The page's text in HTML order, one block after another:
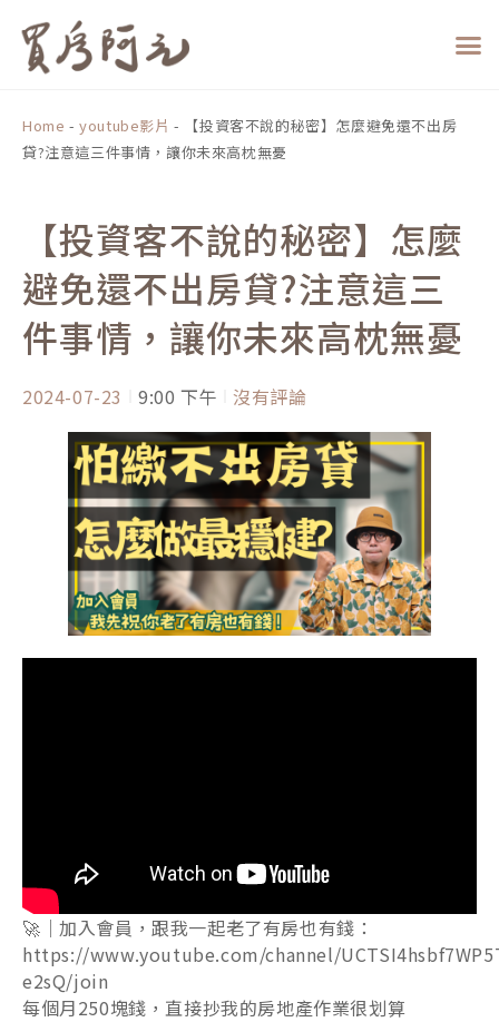
Home -youtube影片 -
【投資客不說的秘密】怎麼避免還不出房
貸?注意這三件事情，讓你未來高枕無憂
【投資客不說的秘密】怎麼
避免還不出房貸?注意這三
件事情，讓你未來高枕無憂
2024-07-23 9:00 下午 沒有評論
🚀｜加入會員，跟我一起老了有房也有錢：
https://www.youtube.com/channel/
e2sQ/join
每個月250塊錢，直接抄我的房地產作業很划算